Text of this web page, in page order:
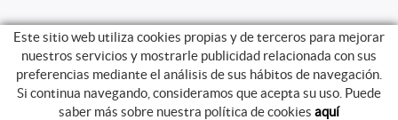
GUIA DE COMPRA
Este sitio web utiliza cookies propias y de terceros para mejorar
nuestros servicios y mostrarle publicidad relacionada con sus
preferencias mediante el análisis de sus hábitos de navegación.
Si continua navegando, consideramos que acepta su uso. Puede
saber más sobre nuestra política de cookies aquí